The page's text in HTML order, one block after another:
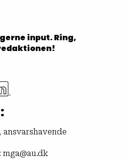
input. Ring,
ansvarshavende
mga@au.dk